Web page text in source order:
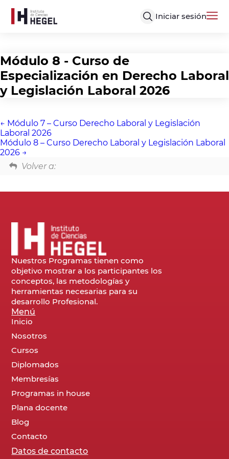
Iniciar sesión
Módulo 8 - Curso de
Especialización en Derecho Laboral
y Legislación Laboral 2026
Módulo 7 – Curso Derecho Laboral y Legislación
Laboral 2026
Módulo 8 – Curso Derecho Laboral y Legislación Laboral
2026
Volver a:
Nuestros Programas tienen como
objetivo mostrar a los participantes los
conceptos, las metodologías y
herramientas necesarias para su
desarrollo Profesional.
Menú
Inicio
Nosotros
Cursos
Diplomados
Membresías
Programas in house
Plana docente
Blog
Contacto
Datos de contacto